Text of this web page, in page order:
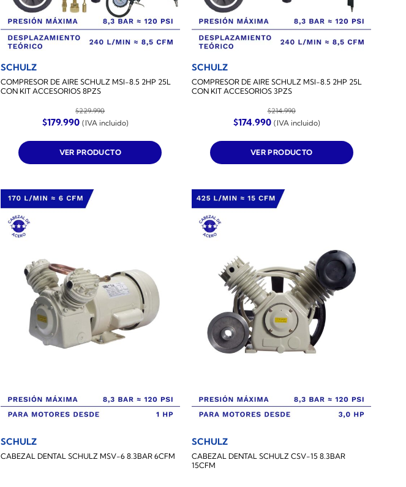
SCHULZ
COMPRESOR DE AIRE SCHULZ MSI-8.5 2HP 25L
CON KIT ACCESORIOS 8PZS
$229.990
El
precio
$229.990.
$179.990El
precio
es:
$179.990.
(IVA incluido)
VER PRODUCTO
SCHULZ
COMPRESOR DE AIRE SCHULZ MSI-8.5 2HP 25L
CON KIT ACCESORIOS 3PZS
$214.990
El
precio
$214.990.
$174.990El
precio
es:
$174.990.
(IVA incluido)
VER PRODUCTO
SCHULZ
CABEZAL DENTAL SCHULZ MSV-6 8.3BAR 6CFM
SCHULZ
CABEZAL DENTAL SCHULZ CSV-15 8.3BAR
15CFM